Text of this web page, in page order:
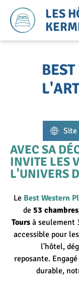
LES
Site
AVEC SA
INVITE LES
L'UNIVERS
Le Best Western
de 53
Tours à seulement
accessible pour
l'hôtel,
reposante.
durable,